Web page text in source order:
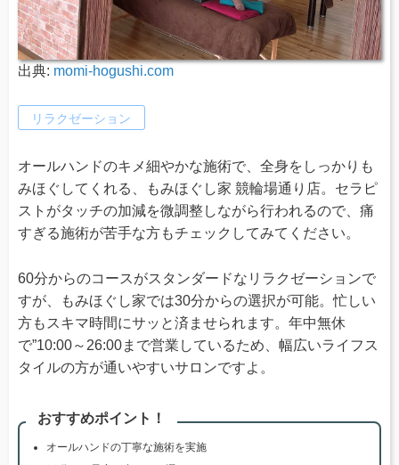
出典: momi-hogushi.com
リラクゼーション
オールハンドのキメ細やかな施術で、全身をしっかりも
みほぐしてくれる、もみほぐし家 競輪場通り店。セラピ
ストがタッチの加減を微調整しながら行われるので、痛
すぎる施術が苦手な方もチェックしてみてください。
60分からのコースがスタンダードなリラクゼーションで
すが、もみほぐし家では30分からの選択が可能。忙しい
方もスキマ時間にサッと済ませられます。年中無休
で”10:00～26:00まで営業しているため、幅広いライフス
タイルの方が通いやすいサロンですよ。
おすすめポイント！
オールハンドの丁寧な施術を実施